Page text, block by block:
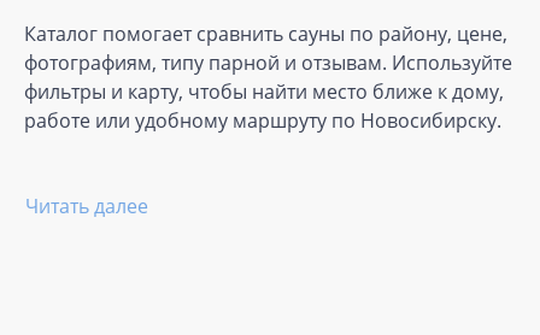
Каталог помогает сравнить сауны по району, цене,
фотографиям, типу парной и отзывам. Используйте
фильтры и карту, чтобы найти место ближе к дому,
работе или удобному маршруту по Новосибирску.
Читать далее